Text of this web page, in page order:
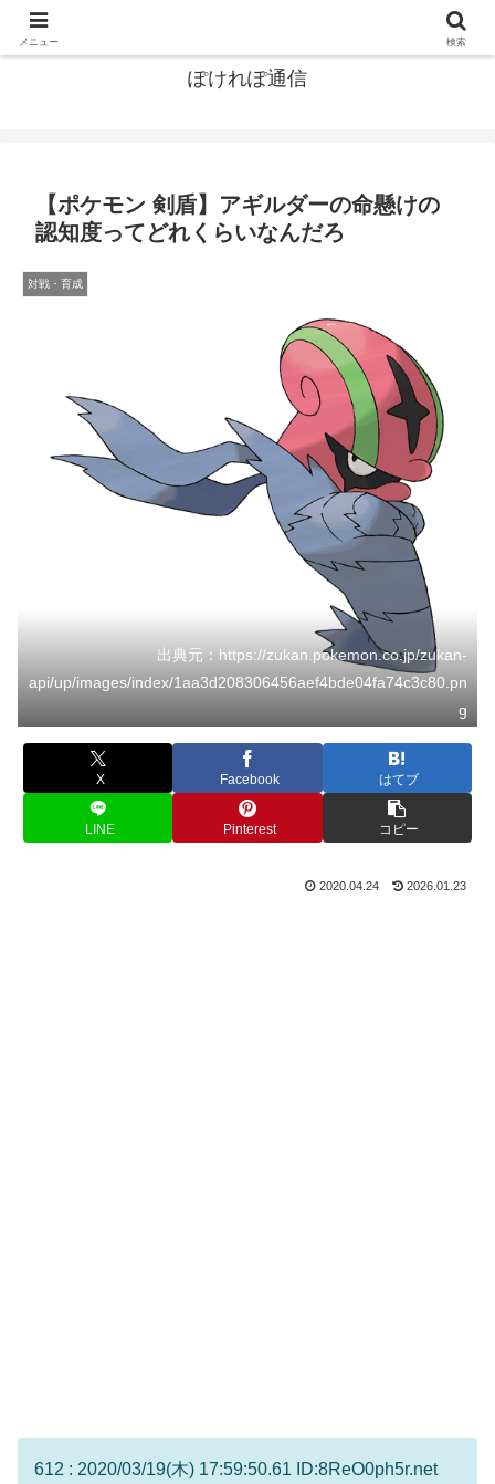
ぽけれぽ通信
【ポケモン 剣盾】アギルダーの命懸けの
認知度ってどれくらいなんだろ
対戦・育成
出典元：https://zukan.pokemon.co.jp/zukan-
api/up/images/index/1aa3d208306456aef4bde04fa74c3c80.pn
g
X Facebook はてブ
LINE Pinterest コピー
2020.04.24 2026.01.23
612 : 2020/03/19(木) 17:59:50.61 ID:8ReO0ph5r.net
メニュー 検索